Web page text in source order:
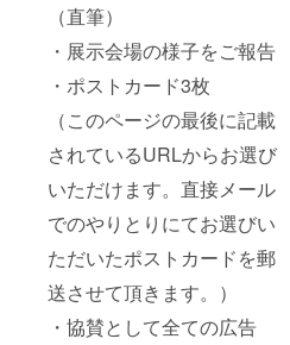
（直筆）
・展示会場の様子をご報告
・ポストカード3枚
（このページの最後に記載
されているURLからお選び
いただけます。直接メール
でのやりとりにてお選びい
ただいたポストカードを郵
送させて頂きます。）
・協賛として全ての広告